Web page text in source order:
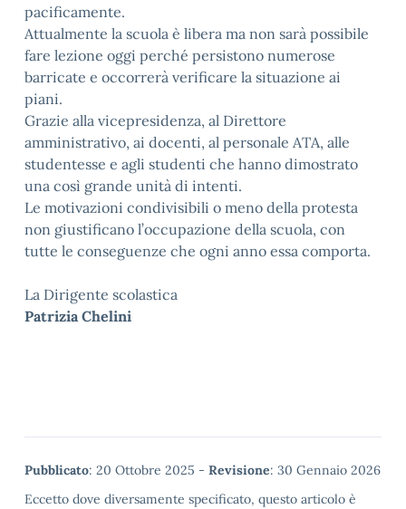
pacificamente.
Attualmente la scuola è libera ma non sarà possibile
fare lezione oggi perché persistono numerose
barricate e occorrerà verificare la situazione ai
piani.
Grazie alla vicepresidenza, al Direttore
amministrativo, ai docenti, al personale ATA, alle
studentesse e agli studenti che hanno dimostrato
una così grande unità di intenti.
Le motivazioni condivisibili o meno della protesta
non giustificano l’occupazione della scuola, con
tutte le conseguenze che ogni anno essa comporta.
La Dirigente scolastica
Patrizia Chelini
Metadata
Pubblicato: 20 Ottobre 2025 - Revisione: 30 Gennaio 2026
Eccetto dove diversamente specificato, questo articolo è